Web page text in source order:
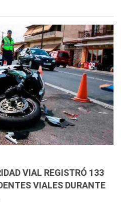
VIAL REGISTRÓ 133
VIALES DURANTE